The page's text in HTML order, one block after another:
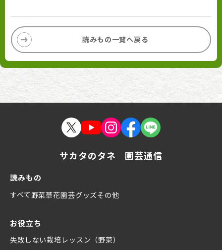
読みもの一覧へ戻る
サカタのタネ 園芸通信
読みもの
すべて野菜草花園芸グッズその他
お役立ち
失敗しない栽培レッスン（野菜）